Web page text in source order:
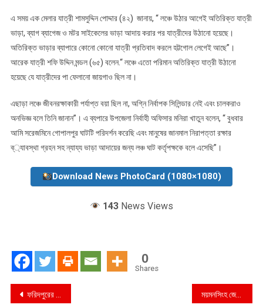
এ সময় এক মেলার যাত্রী শামসুদ্দিন পোদ্দার (৪২) জানায়, “ লঞ্চে উঠার আগেই অতিরিক্ত যাত্রী
ভাড়া, ব্যাগ ব্যাগেজ ও মটর সাইকেলের ভাড়া আদায় করার পর যাত্রীদের উঠানো হয়েছে।
অতিরিক্ত ভাড়ার ব্যাপারে কোনো কোনো যাত্রী প্রতিবাদ করলে হট্টগোল লেগেই আছে”।
আরেক যাত্রী শফি উদ্দিন মন্ডল (৬৫) বলেন.“ লঞ্চে এতো পরিমান অতিরিক্ত যাত্রী উঠানো
হয়েছে যে যাত্রীদের পা ফেলানো জায়গাও ছিল না।
এছাড়া লঞ্চে জীবনরক্ষাকারী পর্যাপ্ত বয়া ছিল না, অগ্নি নির্বাপক সিলিন্ডার নেই এবং চালকরাও
অনভিজ্ঞ বলে তিনি জানান”। এ ব্যপারে উপজেলা নির্বাহী অফিসার মনিরা খাতুন বলেন, “ বুধবার
আমি সরেজমিনে গোপালপুর ঘাটটি পরিদর্শন করেছি এবং মানুষের জানমাল নিরাপত্তা রক্ষার
ব্্যাবস্থা গ্রহন সহ ন্যায্য ভাড়া আদায়ের জন্য লঞ্চ ঘাট কর্তৃপক্ষকে বলে এসেছি”।
Download News PhotoCard (1080×1080)
143 News Views
0
Shares
Post
ফরিদপুরের সদরপুরে অপারেশন ডেভিল হান্ট : আওয়ামী ও নিষিদ্ধ ছাত্রলীগ নেতাসহ আটক ৩ ময়মনসিংহ জেলা ডিবি পুলিশের অভিযান : ১০ বোতল ফেনসিডিলসহ ১ জন মাদক ব্যাবসায়ী গ্রেফতার